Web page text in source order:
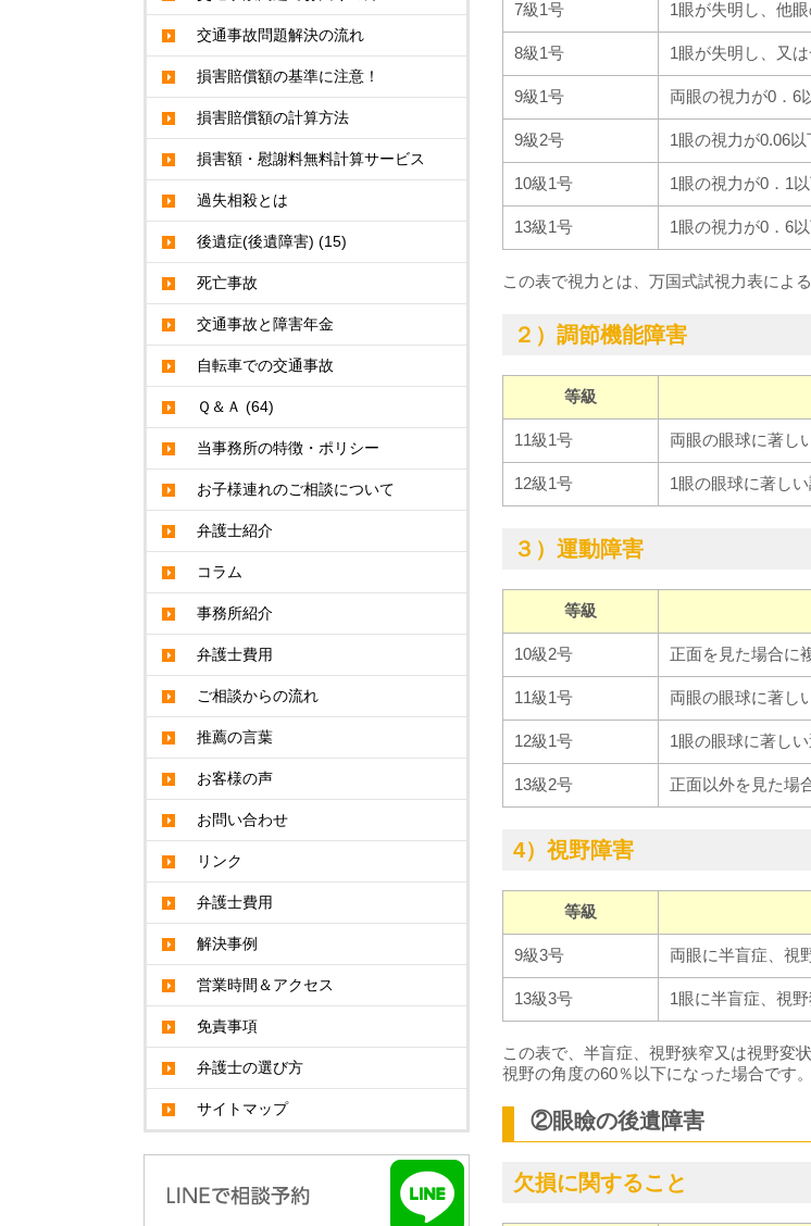
7級1号 1眼が失明し、他
8級1号 1眼が失明し、又
9級1号 両眼の視力が0．6
9級2号 1眼の視力が0.06
10級1号 1眼の視力が0．1
13級1号 1眼の視力が0．6
この表で視力とは、万国式試視力表によ
２）調節機能障害
等級
11級1号 両眼の眼球に著し
12級1号 1眼の眼球に著し
３）運動障害
等級
10級2号 正面を見た場合に
11級1号 両眼の眼球に著し
12級1号 1眼の眼球に著し
13級2号 正面以外を見た場
4）視野障害
等級
9級3号 両眼に半盲症、視
13級3号 1眼に半盲症、視
この表で、半盲症、視野狭窄又は視野変
視野の角度の60％以下になった場合です。
②眼瞼の後遺障害
欠損に関すること
交通事故問題解決の流れ
損害賠償額の基準に注意！
損害賠償額の計算方法
損害額・慰謝料無料計算サービス
過失相殺とは
後遺症(後遺障害) (15)
死亡事故
交通事故と障害年金
自転車での交通事故
Ｑ＆Ａ (64)
当事務所の特徴・ポリシー
お子様連れのご相談について
弁護士紹介
コラム
事務所紹介
弁護士費用
ご相談からの流れ
推薦の言葉
お客様の声
お問い合わせ
リンク
弁護士費用
解決事例
営業時間＆アクセス
免責事項
弁護士の選び方
サイトマップ